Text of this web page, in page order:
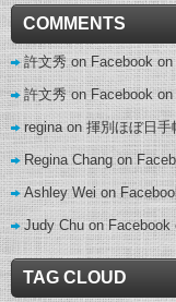
COMMENTS
許文秀 on Facebookon
許文秀 on Facebookon
reginaon揮別ほぼ日手
Regina Chang on
Ashley Wei on
Judy Chu on Facebook
TAG CLOUD